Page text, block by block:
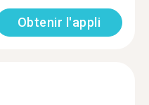
Obtenir l'appli